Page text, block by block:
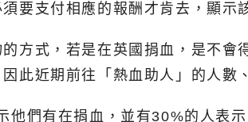
要支付相應的報酬才肯去，顯示
方式，若是在英國捐血，是不
此近期前往「熱血助人」的人數
他們有在捐血，並有30%的人表